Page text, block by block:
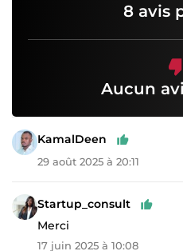
8 avis
Aucun
KamalDeen
29 août 2025 à 20:11
Startup_consult
Merci
17 juin 2025 à 10:08